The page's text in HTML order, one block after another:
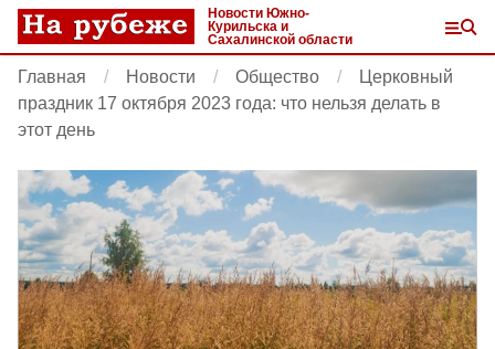
Новости Южно-
Курильска и
Сахалинской области
Главная Новости Общество
Церковный
праздник 17 октября 2023 года: что нельзя делать в
этот день